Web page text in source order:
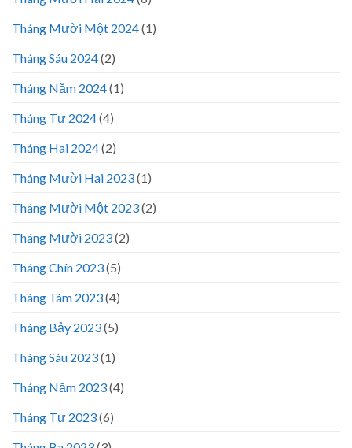
Tháng Mười Một 2024(1)
Tháng Sáu 2024(2)
Tháng Năm 2024(1)
Tháng Tư 2024(4)
Tháng Hai 2024(2)
Tháng Mười Hai 2023(1)
Tháng Mười Một 2023(2)
Tháng Mười 2023(2)
Tháng Chín 2023(5)
Tháng Tám 2023(4)
Tháng Bảy 2023(5)
Tháng Sáu 2023(1)
Tháng Năm 2023(4)
Tháng Tư 2023(6)